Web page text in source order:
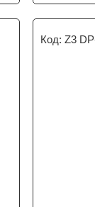
Z3